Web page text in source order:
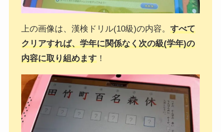
上の画像は、漢検ドリル(10級)の内容。すべて
クリアすれば、学年に関係なく次の級(学年)の
内容に取り組めます ！